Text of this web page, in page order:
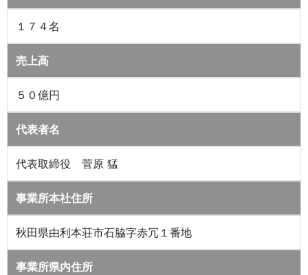
１７４名
売上高
５０億円
代表者名
代表取締役 菅原 猛
事業所本社住所
秋田県由利本荘市石脇字赤冗１番地
事業所県内住所